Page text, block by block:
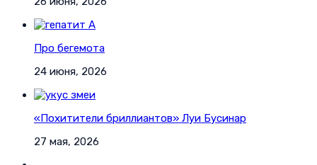
Про бегемота
24 июня, 2026
«Похитители бриллиантов» Луи Бусинар
27 мая, 2026